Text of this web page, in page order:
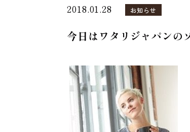
2018.01.28 お知らせ
今日はワタリジャパンの